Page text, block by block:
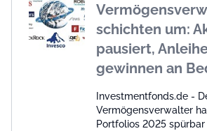
schichten um:
pausiert,
gewinnen an
Investmentfonds.de -
Vermögensverwalter
Portfolios 2025